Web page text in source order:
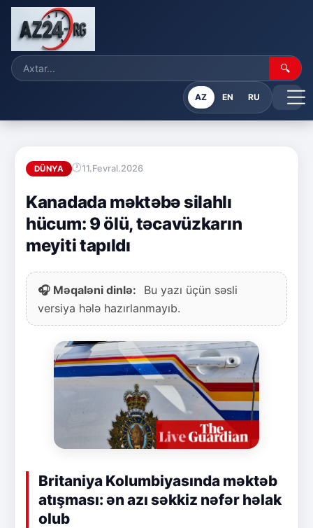
🔍
AZ EN RU
DÜNYA 11.Fevral.2026
Kanadada məktəbə silahlı
hücum: 9 ölü, təcavüzkarın
meyiti tapıldı
🎧 Məqaləni dinlə:
Bu yazı üçün səsli
versiya hələ hazırlanmayıb.
Britaniya Kolumbiyasında məktəb
atışması: ən azı səkkiz nəfər həlak
olub